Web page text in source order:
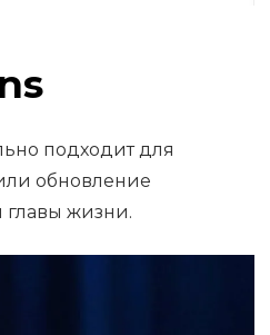
подходит для
обновление
главы жизни.